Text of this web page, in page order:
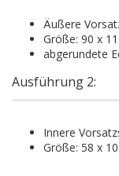
Äußere
Größe: 90 x
abgerundete
Ausführung 2:
Innere
Größe: 58 x